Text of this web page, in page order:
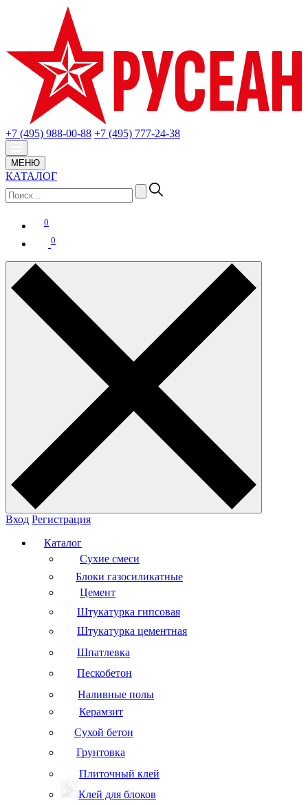
+7 (495) 988-00-88 +7 (495) 777-24-38
МЕНЮ
КАТАЛОГ
0
0
Вход Регистрация
Каталог
Сухие смеси
Блоки газосиликатные
Цемент
Штукатурка гипсовая
Штукатурка цементная
Шпатлевка
Пескобетон
Наливные полы
Керамзит
Сухой бетон
Грунтовка
Плиточный клей
Клей для блоков